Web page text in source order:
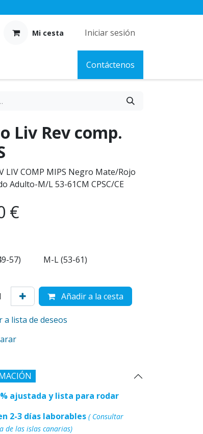
Mi cesta Iniciar sesión
Contáctenos
Liv Rev comp.
LIV COMP MIPS Negro Mate/Rojo
Adulto-M/L 53-61CM CPSC/CE
€
57) M-L (53-61)
Añadir a la cesta
a lista de deseos
ajustada y lista para rodar
2-3 días laborables ( Consultar
de las islas canarias)